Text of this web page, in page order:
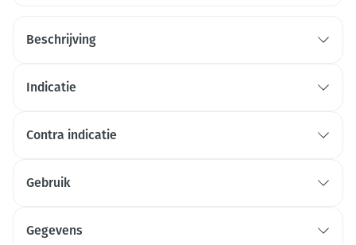
Beschrijving
Aanbrenging door massage helpt
Indicatie
Contra indicatie
Gebruik
Gegevens